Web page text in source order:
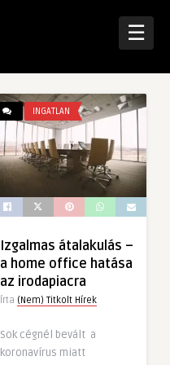
☰
INGATLAN
Izgalmas átalakulás –
a home office hatása
az irodapiacra
Írta (Nem) Titkolt Hírek
Sok cégnél bevált a
koronavírus miatt